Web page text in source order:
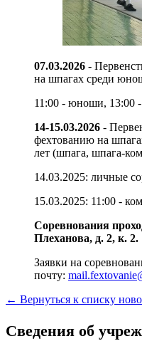
07.03.2026 -
на шпагах среди
11:00 - юноши, 13:00
14-15.03.2026 -
фехтованию на
лет (шпага, шпага-
14.03.2025: личные
15.03.2025: 11:00 -
Соревнования
Плеханова, д. 2, к. 2.
Заявки на
почту:
← Вернуться к списку
Сведения об